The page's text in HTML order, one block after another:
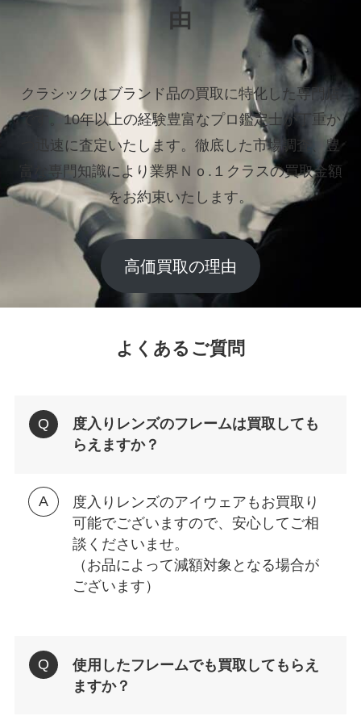
由
クラシックはブランド品の買取に特化した専門店
です。10年以上の経験豊富なプロ鑑定士が丁重か
つ迅速に査定いたします。 徹底した市場調査、豊
富な専門知識により業界Ｎｏ.１クラスの買取金額
をお約束いたします。
高価買取の理由
よくあるご質問
度入りレンズのフレームは買取しても
らえますか？
度入りレンズのアイウェアもお買取り
可能でございますので、安心してご相
談くださいませ。
（お品によって減額対象となる場合が
ございます）
使用したフレームでも買取してもらえ
ますか？